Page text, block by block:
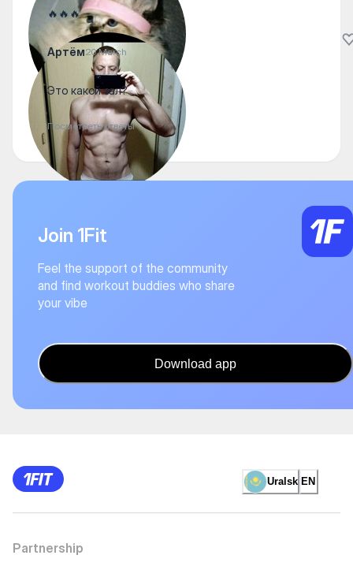
🔥🔥🔥
Артём20 March
Это какой зал?
Посмотреть ответы
Join 1Fit
Feel the support of the community
and find workout buddies who share
your vibe
Download app
Uralsk EN
Partnership